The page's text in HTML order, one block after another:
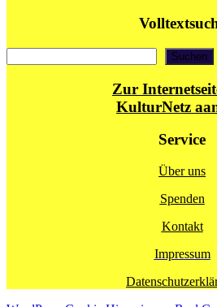
Suchen
Zur
KulturNetz
Service
Über uns
Spenden
Kontakt
Impressum